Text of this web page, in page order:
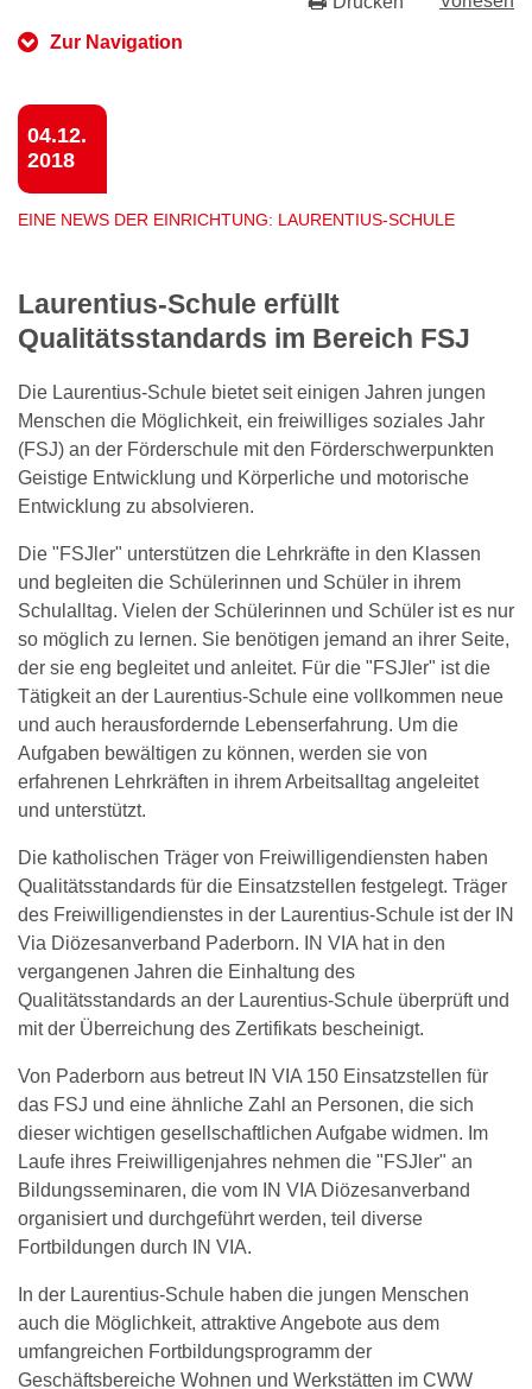
Zur Navigation
04.12.
2018
EINE NEWS DER EINRICHTUNG: LAURENTIUS-SCHULE
Laurentius-Schule erfüllt
Qualitätsstandards im Bereich FSJ
Die Laurentius-Schule bietet seit einigen Jahren jungen
Menschen die Möglichkeit, ein freiwilliges soziales Jahr
(FSJ) an der Förderschule mit den Förderschwerpunkten
Geistige Entwicklung und Körperliche und motorische
Entwicklung zu absolvieren.
Die "FSJler" unterstützen die Lehrkräfte in den Klassen
und begleiten die Schülerinnen und Schüler in ihrem
Schulalltag. Vielen der Schülerinnen und Schüler ist es nur
so möglich zu lernen. Sie benötigen jemand an ihrer Seite,
der sie eng begleitet und anleitet. Für die "FSJler" ist die
Tätigkeit an der Laurentius-Schule eine vollkommen neue
und auch herausfordernde Lebenserfahrung. Um die
Aufgaben bewältigen zu können, werden sie von
erfahrenen Lehrkräften in ihrem Arbeitsalltag angeleitet
und unterstützt.
Die katholischen Träger von Freiwilligendiensten haben
Qualitätsstandards für die Einsatzstellen festgelegt. Träger
des Freiwilligendienstes in der Laurentius-Schule ist der IN
Via Diözesanverband Paderborn. IN VIA hat in den
vergangenen Jahren die Einhaltung des
Qualitätsstandards an der Laurentius-Schule überprüft und
mit der Überreichung des Zertifikats bescheinigt.
Von Paderborn aus betreut IN VIA 150 Einsatzstellen für
das FSJ und eine ähnliche Zahl an Personen, die sich
dieser wichtigen gesellschaftlichen Aufgabe widmen. Im
Laufe ihres Freiwilligenjahres nehmen die "FSJler" an
Bildungsseminaren, die vom IN VIA Diözesanverband
organisiert und durchgeführt werden, teil diverse
Fortbildungen durch IN VIA.
In der Laurentius-Schule haben die jungen Menschen
auch die Möglichkeit, attraktive Angebote aus dem
umfangreichen Fortbildungsprogramm der
Geschäftsbereiche Wohnen und Werkstätten im CWW